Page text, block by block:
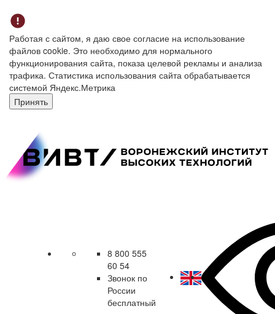
Работая с сайтом, я даю свое согласие на использование
файлов cookie. Это необходимо для нормального
функционирования сайта, показа целевой рекламы и анализа
трафика. Статистика использования сайта обрабатывается
системой Яндекс.Метрика
Принять
8 800 555
60 54
Звонок по
России
бесплатный